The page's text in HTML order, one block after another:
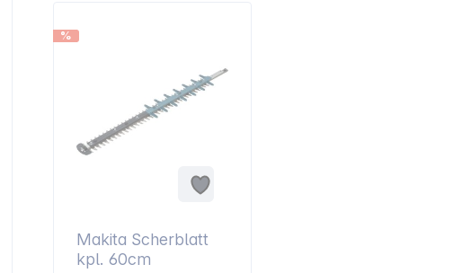
%
Makita Scherblatt
kpl. 60cm